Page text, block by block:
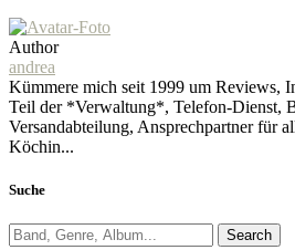
Author
andrea
Kümmere mich seit 1999 um Reviews,
Teil der *Verwaltung*, Telefon-Dienst,
Versandabteilung, Ansprechpartner für
Köchin...
Suche
Search